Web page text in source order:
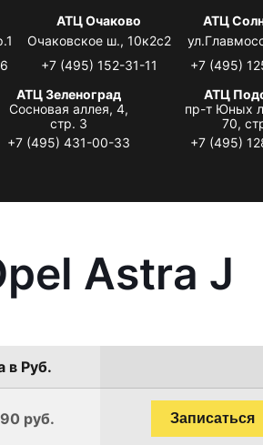
АТЦ Очаково
Очаковское ш., 10к2с2
+7 (495) 152-31-11
АТЦ
+7 (495)
АТЦ Зеленоград
Сосновая аллея, 4,
стр. 3
+7 (495) 431-00-33
АТЦ
пр-т Юных
70,
+7 (495)
Astra J
в Руб.
руб. Записаться